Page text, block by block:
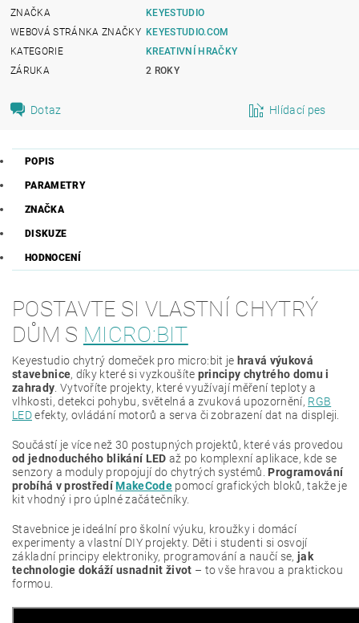
ZNAČKA
KEYESTUDIO
WEBOVÁ STRÁNKA ZNAČKY KEYESTUDIO.COM
KATEGORIE
KREATIVNÍ HRAČKY
ZÁRUKA
2 ROKY
Dotaz Hlídací pes
POPIS
PARAMETRY
ZNAČKA
DISKUZE
HODNOCENÍ
POSTAVTE SI VLASTNÍ CHYTRÝ
DŮM S MICRO:BIT
Keyestudio chytrý domeček pro micro:bit je hravá výuková
stavebnice, díky které si vyzkoušíte principy chytrého domu i
zahrady. Vytvoříte projekty, které využívají měření teploty a
vlhkosti, detekci pohybu, světelná a zvuková upozornění, RGB
LEDefekty, ovládání motorů a serva či zobrazení dat na displeji.
Součástí je více než 30 postupných projektů, které vás provedou
od jednoduchého blikání LED až po komplexní aplikace, kde se
senzory a moduly propojují do chytrých systémů. Programování
probíhá v prostředíMakeCodepomocí grafických bloků, takže je
kit vhodný i pro úplné začátečníky.
Stavebnice je ideální pro školní výuku, kroužky i domácí
experimenty a vlastní DIY projekty. Děti i studenti si osvojí
základní principy elektroniky, programování a naučí se, jak
technologie dokáží usnadnit život – to vše hravou a praktickou
formou.